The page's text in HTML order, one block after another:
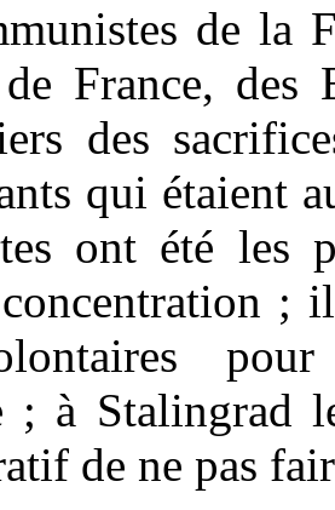
de la
France, des
des
qui étaient
ont été les
;
; à Stalingrad
de ne pas